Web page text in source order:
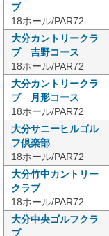
ブ
18ホール/PAR72
大分カントリークラ
ブ 吉野コース
18ホール/PAR72
大分カントリークラ
ブ 月形コース
18ホール/PAR72
大分サニーヒルゴル
フ倶楽部
18ホール/PAR72
大分竹中カントリー
クラブ
18ホール/PAR72
大分中央ゴルフクラ
ブ